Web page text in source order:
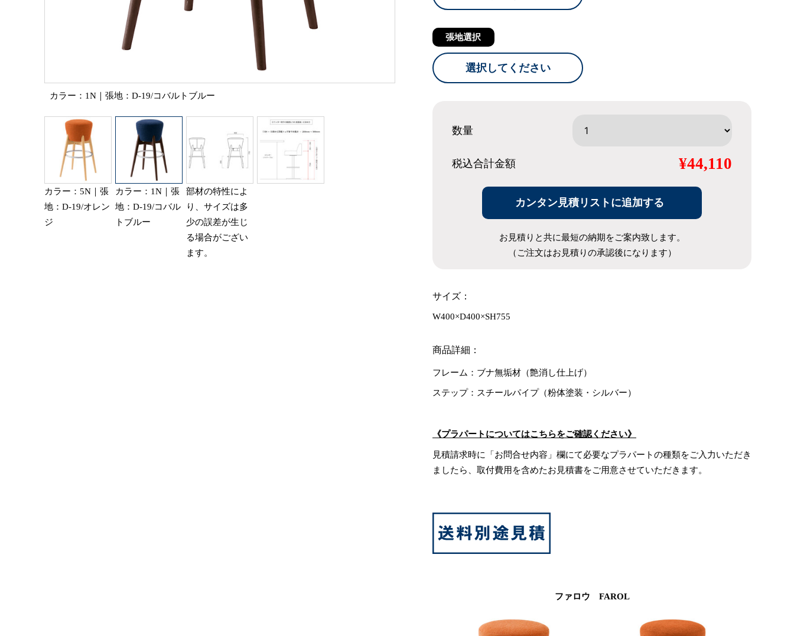
カラー：1N｜張地：D-19/コバルトブルー
カラー：5N｜張
地：D-19/オレン
ジ
カラー：1N｜張
地：D-19/コバル
トブルー
部材の特性によ
り、サイズは多
少の誤差が生じ
る場合がござい
ます。
張地選択
選択してください
数量
税込合計金額 ¥44,110
カンタン見積リストに追加する
お見積りと共に最短の納期をご案内致します。
（ご注文はお見積りの承認後になります）
サイズ：
W400×D400×SH755
商品詳細：
フレーム：ブナ無垢材（艶消し仕上げ）
ステップ：スチールパイプ（粉体塗装・シルバー）
《プラパートについてはこちらをご確認ください》
見積請求時に「お問合せ内容」欄にて必要なプラパートの種類をご入力いただき
ましたら、取付費用を含めたお見積書をご用意させていただきます。
ファロウ FAROL